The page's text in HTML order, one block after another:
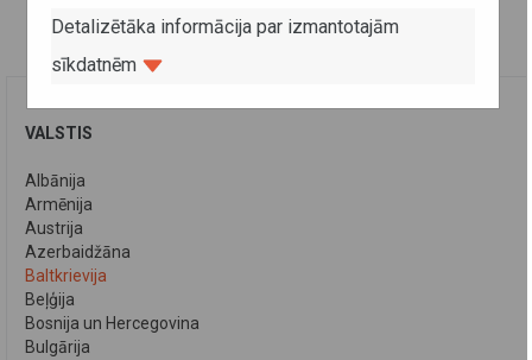
VALSTIS
Albānija
Armēnija
Austrija
Azerbaidžāna
Baltkrievija
Beļģija
Bosnija un Hercegovina
Bulgārija
Detalizētāka informācija par izmantotajām
sīkdatnēm